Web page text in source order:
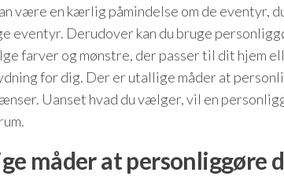
være en kærlig påmindelse om de eventyr,
eventyr. Derudover kan du bruge
farver og mønstre, der passer til dit hjem
for dig. Der er utallige måder at
Uanset hvad du vælger, vil en
måder at personliggøre